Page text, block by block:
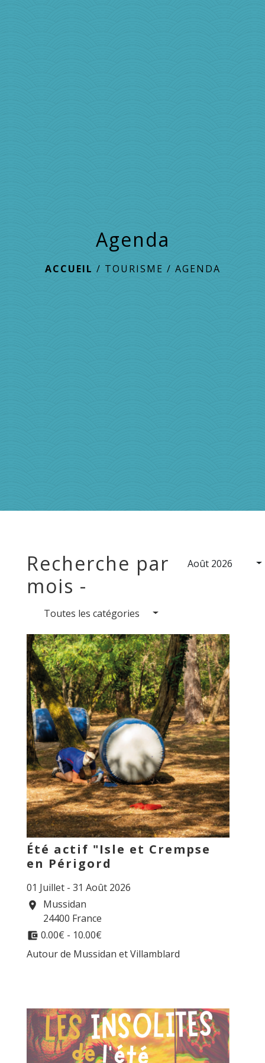
Agenda
ACCUEIL / TOURISME / AGENDA
Recherche par
mois -
Août 2026
Toutes les catégories
Été actif "Isle et Crempse
en Périgord
01 Juillet - 31 Août 2026
location_on
Mussidan
24400 France
account_balance_wallet 0.00€ - 10.00€
Autour de Mussidan et Villamblard